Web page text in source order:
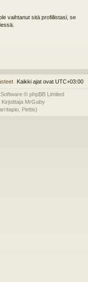
vaihtanut sitä profiilistasi, se
Kaikki ajat ovat UTC+03:00
© phpBB Limited
MrGaby
Pettis)